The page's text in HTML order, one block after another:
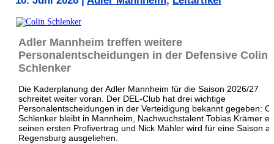
Adler Mannheim treffen weitere
Personalentscheidungen in der Defensive Colin
Schlenker
Die Kaderplanung derAdler Mannheim für die Saison 2026/27
schreitet weiter voran. Der DEL-Club hat drei wichtige
Personalentscheidungen in der Verteidigung bekannt gegeben:
Schlenker bleibt in Mannheim, Nachwuchstalent Tobias Krämer
seinen ersten Profivertrag und Nick Mähler wird für eine Saison
Regensburg ausgeliehen.